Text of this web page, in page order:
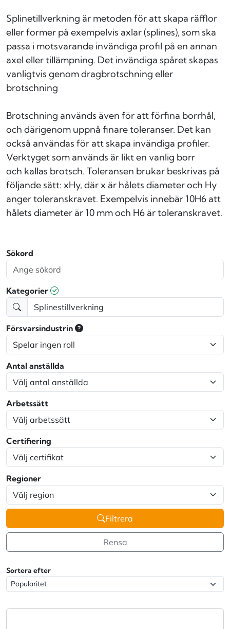
Splinetillverkning är metoden för att skapa räfflor
eller former på exempelvis axlar (splines), som ska
passa i motsvarande invändiga profil på en annan
axel eller tillämpning. Det invändiga spåret skapas
vanligtvis genom dragbrotschning eller
brotschning
Brotschning används även för att förfina borrhål,
och därigenom uppnå finare toleranser. Det kan
också användas för att skapa invändiga profiler.
Verktyget som används är likt en vanlig borr
och kallas brotsch. Toleransen brukar beskrivas på
följande sätt: xHy, där x är hålets diameter och Hy
anger toleranskravet. Exempelvis innebär 10H6 att
hålets diameter är 10 mm och H6 är toleranskravet.
Sökord
Kategorier
Försvarsindustrin
Antal anställda
Arbetssätt
Certifiering
Regioner
Filtrera
Rensa
Sortera efter